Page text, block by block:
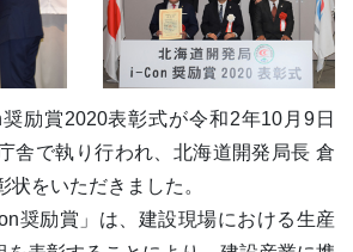
励賞2020表彰式が令和2年10月9日
舎で執り行われ、北海道開発局長 倉
をいただきました。
奨励賞」は、建設現場における生産